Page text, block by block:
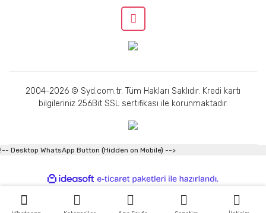
2004-2026 © Syd.com.tr. Tüm Hakları Saklıdır. Kredi kartı
bilgileriniz 256Bit SSL sertifikası ile korunmaktadır.
!-- Desktop WhatsApp Button (Hidden on Mobile) -->
ideasoft
e-